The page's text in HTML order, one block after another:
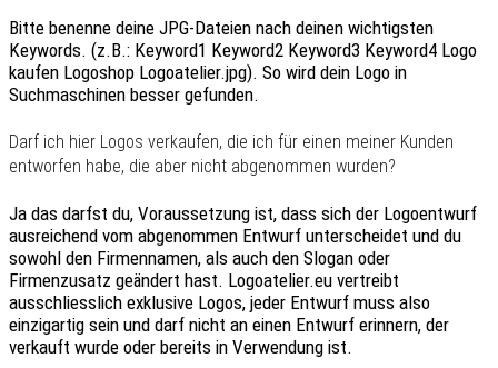
Bitte benenne deine JPG-Dateien nach deinen wichtigsten
Keywords. (z.B.: Keyword1 Keyword2 Keyword3 Keyword4 Logo
kaufen Logoshop Logoatelier.jpg). So wird dein Logo in
Suchmaschinen besser gefunden.
Darf ich hier Logos verkaufen, die ich für einen meiner Kunden
entworfen habe, die aber nicht abgenommen wurden?
Ja das darfst du, Voraussetzung ist, dass sich der Logoentwurf
ausreichend vom abgenommen Entwurf unterscheidet und du
sowohl den Firmennamen, als auch den Slogan oder
Firmenzusatz geändert hast. Logoatelier.eu vertreibt
ausschliesslich exklusive Logos, jeder Entwurf muss also
einzigartig sein und darf nicht an einen Entwurf erinnern, der
verkauft wurde oder bereits in Verwendung ist.